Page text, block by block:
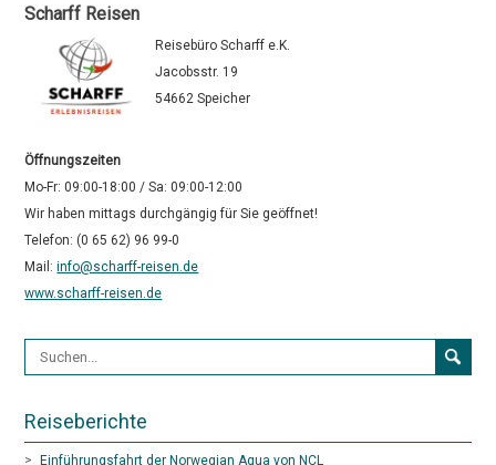
Scharff Reisen
Reisebüro Scharff e.K.
Jacobsstr. 19
54662 Speicher
Öffnungszeiten
Mo-Fr: 09:00-18:00 / Sa: 09:00-12:00
Wir haben mittags durchgängig für Sie geöffnet!
Telefon: (0 65 62) 96 99-0
Mail:info@scharff-reisen.de
www.scharff-reisen.de
Suchformular
Reiseberichte
Einführungsfahrt der Norwegian Aqua von NCL